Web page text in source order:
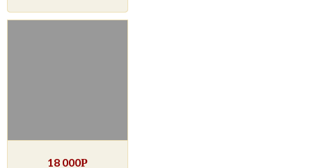
18 000Р